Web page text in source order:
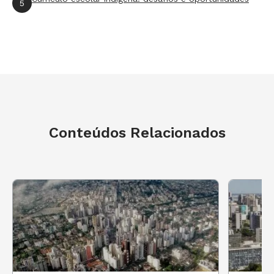
turmas de 4 e 5 anos para as crianças menores.
primeiro grupo ficarão responsáveis por
serão coladas. As outras duplas deverão
conversar sobre o momento da fotografia,
relembrando o que viveram juntos em sala ou
como foi realizar aquela atividade em casa.
5
Conteúdos Relacionados